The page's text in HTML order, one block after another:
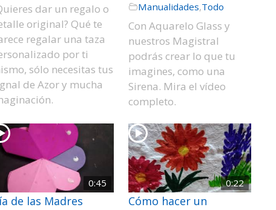
dar un regalo o
original? Qué te
regalar una taza
por ti
sólo necesitas tus
de Azor y mucha
Manualidades,Todo
Con Aquarelo Glass y
nuestros Magistral
podrás crear lo que tu
imagines, como una
Sirena. Mira el vídeo
completo.
0:45
de las Madres
0:22
Cómo hacer un